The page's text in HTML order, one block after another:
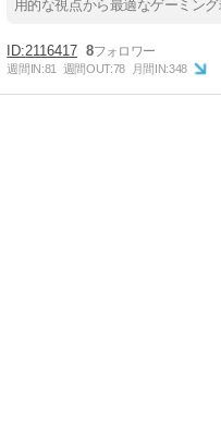
用的な視点から最適なゲーミング
2116417 8
週間IN:81 週間OUT:78 月間IN:348